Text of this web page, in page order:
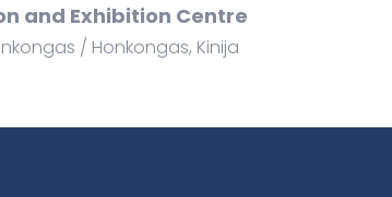
and Exhibition Centre
Honkongas, Kinija